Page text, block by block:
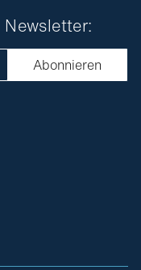
Newsletter:
Abonnieren